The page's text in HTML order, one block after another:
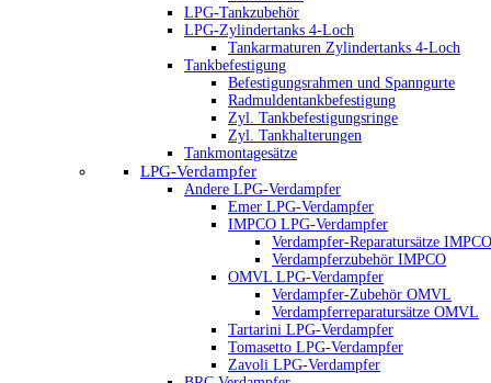
LPG-Tankzubehör
LPG-Zylindertanks 4-Loch
Tankarmaturen Zylindertanks 4-Loch
Tankbefestigung
Befestigungsrahmen und Spanngurte
Radmuldentankbefestigung
Zyl. Tankbefestigungsringe
Zyl. Tankhalterungen
Tankmontagesätze
LPG-Verdampfer
Andere LPG-Verdampfer
Emer LPG-Verdampfer
IMPCO LPG-Verdampfer
Verdampfer-Reparatursätze IMPCO
Verdampferzubehör IMPCO
OMVL LPG-Verdampfer
Verdampfer-Zubehör OMVL
Verdampferreparatursätze OMVL
Tartarini LPG-Verdampfer
Tomasetto LPG-Verdampfer
Zavoli LPG-Verdampfer